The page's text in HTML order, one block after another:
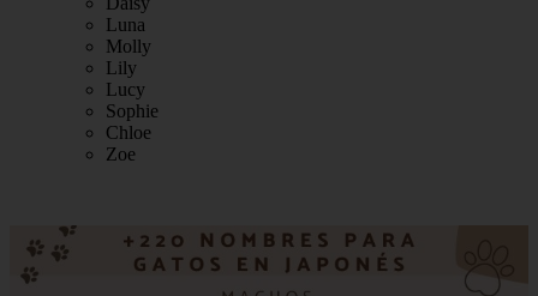
Luna
Molly
Lily
Lucy
Sophie
Chloe
Zoe